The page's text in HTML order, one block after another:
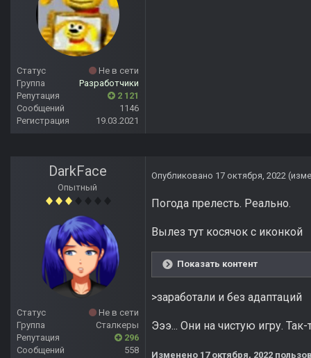
Статус
Не в сети
Группа
Разработчики
Репутация
2 121
Сообщений
1146
Регистрация
19.03.2021
DarkFace
Опытный
Статус
Не в сети
Группа
Сталкеры
Репутация
296
Сообщений
558
Опубликовано 17 октября, 2022
Погода прелесть. Реально.
Вылез тут косячок с иконкой
Показать контент
>заработали и без адаптаций
Эээ... Они на чистую игру.
Изменено 17 октября, 2022